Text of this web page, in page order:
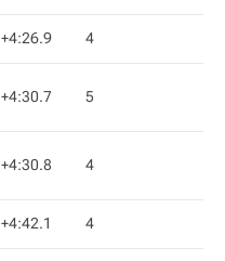
+4:26.9 4
+4:30.7 5
+4:30.8 4
+4:42.1 4